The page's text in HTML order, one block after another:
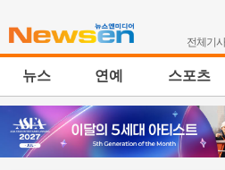
전체기사
뉴스 연예 스포츠